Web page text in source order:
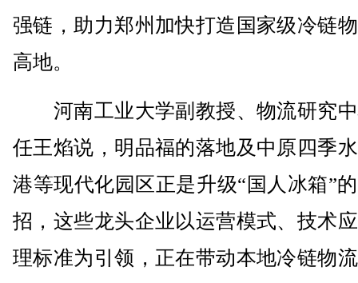
强链，助力郑州加快打造国家级冷链
高地。
河南工业大学副教授、物流研究
任王焰说，明品福的落地及中原四季
港等现代化园区正是升级“国人冰箱”
招，这些龙头企业以运营模式、技术
理标准为引领，正在带动本地冷链物